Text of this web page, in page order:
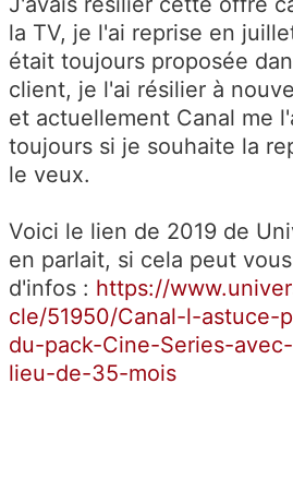
la TV, je l'ai reprise en
était toujours proposée
client, je l'ai résilier à
et actuellement Canal me
toujours si je souhaite la
le veux.
Voici le lien de 2019 de
en parlait, si cela peut
d'infos : https://
cle/51950/Canal-l-astuce-
du-pack-Cine-Series-
lieu-de-35-mois